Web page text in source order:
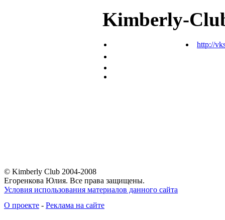
Kimberly-
http://
© Kimberly Club 2004-2008
Егоренкова Юлия. Все права защищены.
Условия использования материалов данного сайта
О проекте - Реклама на сайте